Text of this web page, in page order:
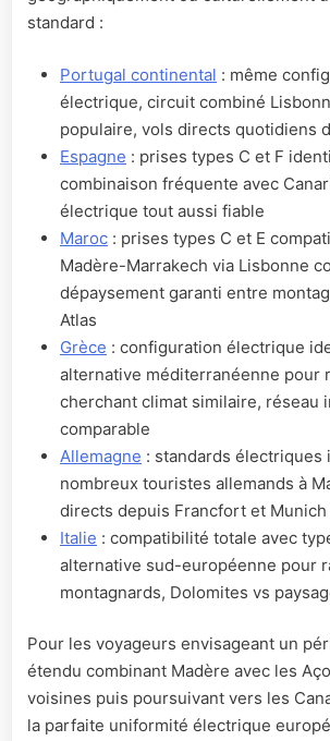
standard :
Portugal continental : même
électrique, circuit combiné
populaire, vols directs quotidiens
Espagne : prises types C et F
combinaison fréquente avec
électrique tout aussi fiable
Maroc : prises types C et E
Madère-Marrakech via Lisbonne
dépaysement garanti entre
Atlas
Grèce : configuration électrique
alternative méditerranéenne pour
cherchant climat similaire, réseau
comparable
Allemagne : standards électriques
nombreux touristes allemands à
directs depuis Francfort et Munich
Italie : compatibilité totale avec
alternative sud-européenne pour
montagnards, Dolomites vs
Pour les voyageurs envisageant un
étendu combinant Madère avec les
voisines puis poursuivant vers les
la parfaite uniformité électrique